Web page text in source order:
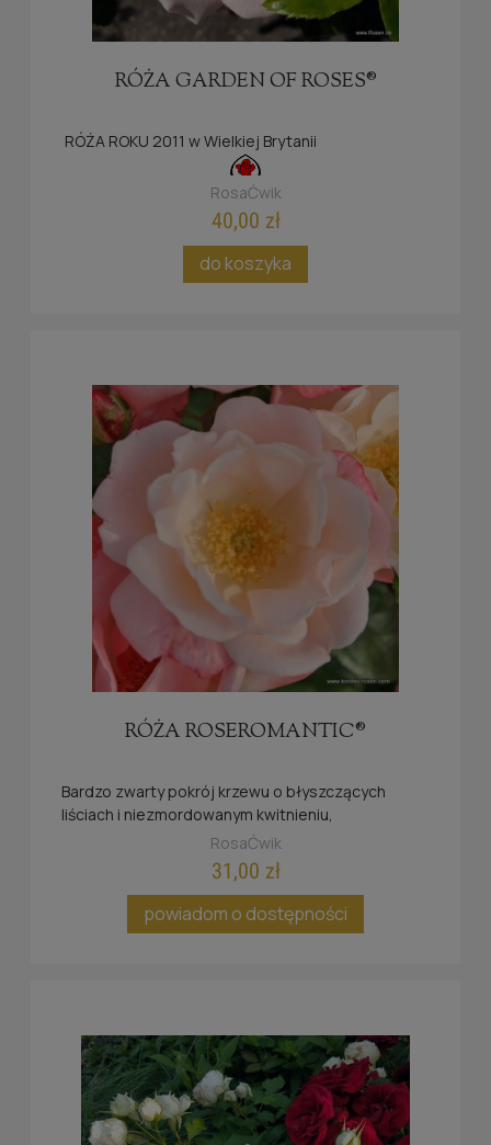
RÓŻA GARDEN OF ROSES®
RÓŻA ROKU 2011 w Wielkiej Brytanii
RosaĆwik
40,00 zł
do koszyka
RÓŻA ROSEROMANTIC®
Bardzo zwarty pokrój krzewu o błyszczących
liściach i niezmordowanym kwitnieniu,
RosaĆwik
31,00 zł
powiadom o dostępności